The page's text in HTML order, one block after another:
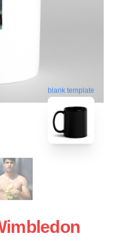
blank template